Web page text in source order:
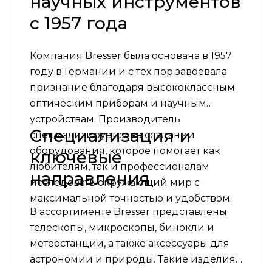
с 1957 года
Компания Bresser была основана в 1957
году в Германии и с тех пор завоевала
признание благодаря высококлассным
оптическим приборам и научным
устройствам. Производитель
специализируется на создании
оборудования, которое помогает как
любителям, так и профессионалам
исследовать окружающий мир с
максимальной точностью и удобством.
Специализация и
ключевые
направления
В ассортименте Bresser представлены
телескопы, микроскопы, бинокли и
метеостанции, а также аксессуары для
астрономии и природы. Такие изделия